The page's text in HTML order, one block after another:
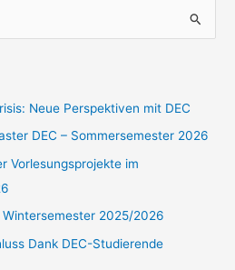
Neue Perspektiven mit DEC
DEC – Sommersemester 2026
Vorlesungsprojekte im
Wintersemester 2025/2026
Dank DEC-Studierende